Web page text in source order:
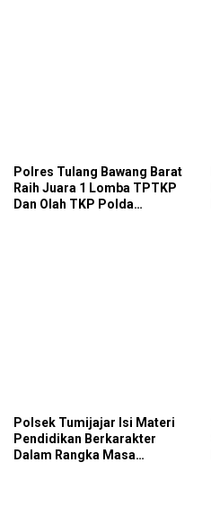
Polres Tulang Bawang Barat
Raih Juara 1 Lomba TPTKP
Dan Olah TKP Polda
Polsek Tumijajar Isi Materi
Pendidikan Berkarakter
Dalam Rangka Masa